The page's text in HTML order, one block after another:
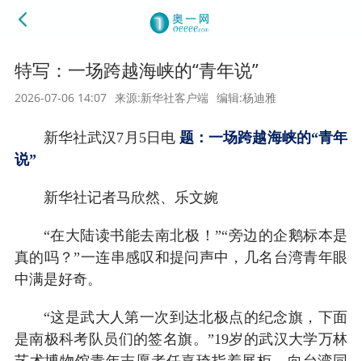
特写：一场跨越海峡的“青年说”
2026-07-06 14:07 来源:新华社客户端 编辑:杨迪雅
新华社武汉7月5日电 题：一场跨越海峡的“青年
说”
新华社记者马欣然、乐文婉
“在大陆读书能去南北极！”“旁边的企鹅标本是
真的吗？”一连串感叹和提问声中，几名台湾青年眼
中满是好奇。
“这是武大人第一次到达北极点的纪念旗，下面
是南极科考队员们的签名旗。”19岁的武汉大学万林